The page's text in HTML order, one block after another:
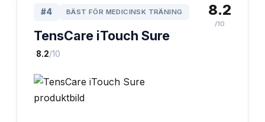
#4 BÄST FÖR MEDICINSK TRÄNING
TensCare iTouch Sure
·8.2/10
8.2
/10